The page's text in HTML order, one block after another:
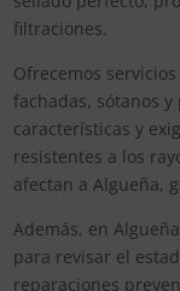
filtraciones.
Ofrecemos
fachadas, sótanos
características y
resistentes a los
afectan a Algueña,
Además, en
para revisar el
reparaciones